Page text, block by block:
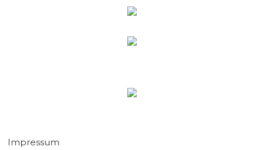
Impressum